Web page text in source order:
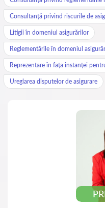
Consultanță privind riscurile de
Litigii în domeniul asigurărilor
Reglementările în domeniul
Reprezentare în fața instanței
Ureglarea disputelor de asigurare